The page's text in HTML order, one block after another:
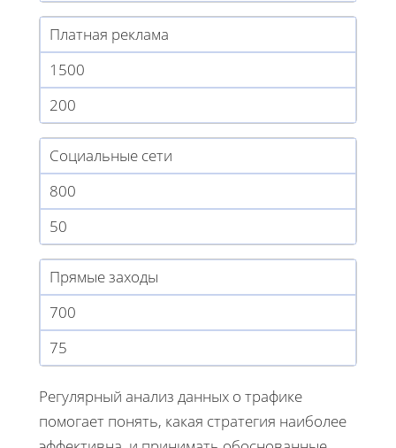
Платная реклама
1500
200
Социальные сети
800
50
Прямые заходы
700
75
Регулярный анализ данных о трафике
помогает понять, какая стратегия наиболее